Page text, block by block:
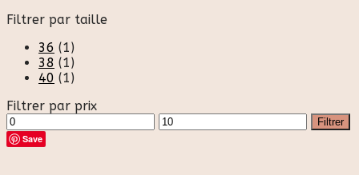
Filtrer par taille
36 (1)
38 (1)
40 (1)
Filtrer par prix
Prix
min
Prix
max
Filtrer
Save